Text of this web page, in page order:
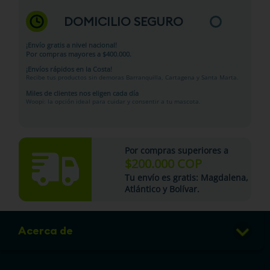
DOMICILIO SEGURO
¡Envío gratis a nivel nacional!
Por compras mayores a $400.000.
¡Envíos rápidos en la Costa!
Recibe tus productos sin demoras Barranquilla, Cartagena y Santa Marta.
Miles de clientes nos eligen cada día
Woopi: la opción ideal para cuidar y consentir a tu mascota.
Por compras superiores a
$200.000 COP
Tu envío es gratis: Magdalena,
Atlántico y Bolívar.
Acerca de